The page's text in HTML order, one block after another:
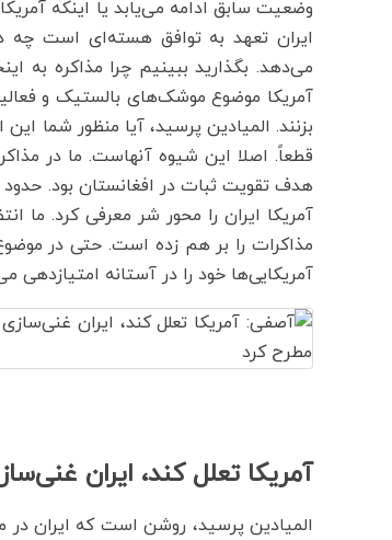
وضعیت سابق ادامه می‌یابد یا اینکه
ایران تعهد به توافق هسته‌ای است چه
می‌دهد. بگذارید ببینیم چرا مذاکره به
آمریکا موضوع موشک‌های بالستیک و
بزنند. المیادین پرسید، آیا منظور شما
قطعاً. اصلا این شیوه آنهاست. ما در
هدف تقویت ثبات در افغانستان بود.
آمریکا ایران را محور شر معرفی کرد. ما
مذاکرات را بر هم زده است. حتی در
آمریکایی‌ها خود را در آستانه امتیازدهی
آمریکا تعلل کند، ایران غنی‌سازی ۹۰ درصد خواهد
المیادین پرسید، روشن است که ایران در